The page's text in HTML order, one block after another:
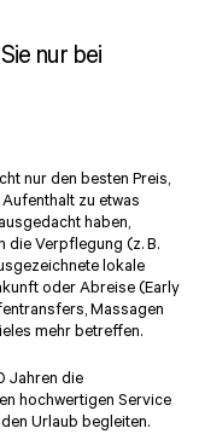
nur bei
nur den besten Preis,
Aufenthalt zu etwas
haben,
die Verpflegung (z. B.
lokale
oder Abreise (Early
Massagen
mehr betreffen.
Jahren die
hochwertigen Service
Urlaub begleiten.